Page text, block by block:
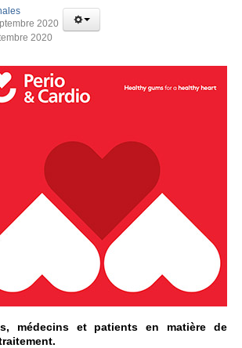
2020
2020
médecins et patients en matière de